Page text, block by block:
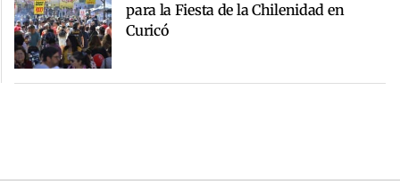
para la Fiesta de la Chilenidad en
Curicó